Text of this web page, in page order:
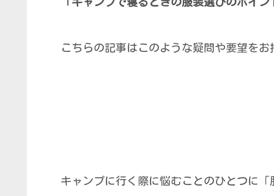
こちらの記事はこのような疑問や要望を
キャンプに行く際に悩むことのひとつに